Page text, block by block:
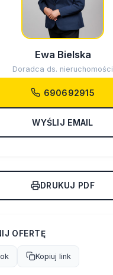
Ewa Bielska
Doradca ds. nieruchomości
690692915
WYŚLIJ EMAIL
DRUKUJ PDF
OFERTĘ
Kopiuj link